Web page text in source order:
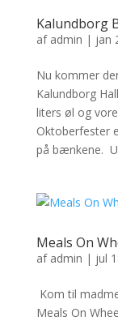
Kalundborg
af admin | jan
Nu kommer
Kalundborg
liters øl og
Oktoberfester
på bænkene.​
Meals On
af admin | jul
Kom til
Meals On